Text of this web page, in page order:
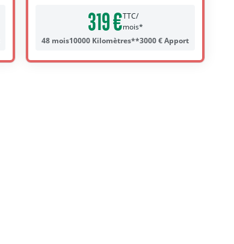
319 €TTC/
mois*
48 mois10000 Kilomètres**3000 € Apport